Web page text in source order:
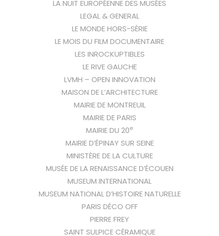
LA NUIT EUROPÉENNE DES MUSÉES
LEGAL & GENERAL
LE MONDE HORS-SÉRIE
LE MOIS DU FILM DOCUMENTAIRE
LES INROCKUPTIBLES
LE RIVE GAUCHE
LVMH – OPEN INNOVATION
MAISON DE L’ARCHITECTURE
MAIRIE DE MONTREUIL
MAIRIE DE PARIS
MAIRIE DU 20e
MAIRIE D’ÉPINAY SUR SEINE
MINISTÈRE DE LA CULTURE
MUSÉE DE LA RENAISSANCE D’ÉCOUEN
MUSEUM INTERNATIONAL
MUSEUM NATIONAL D’HISTOIRE NATURELLE
PARIS DÉCO OFF
PIERRE FREY
SAINT SULPICE CÉRAMIQUE